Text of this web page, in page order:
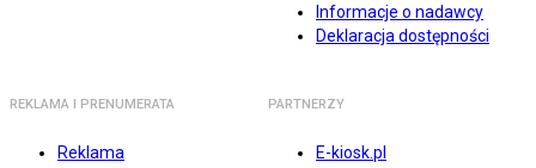
Informacje o nadawcy
Deklaracja dostępności
REKLAMA I PRENUMERATA
Reklama
PARTNERZY
E-kiosk.pl